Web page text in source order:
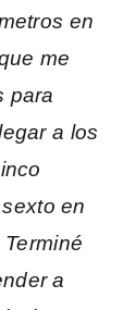
en
me
para
a los
en
a